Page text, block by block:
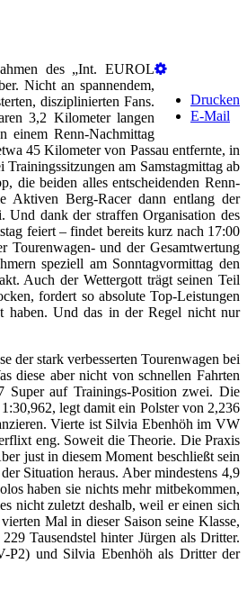
Drucken
E-Mail
des „Int. EUROL
Nicht an spannendem,
disziplinierten Fans.
3,2 Kilometer langen
einem Renn-Nachmittag
45 Kilometer von Passau entfernte, in
am Samstagmittag ab
die beiden alles entscheidenden Renn-
Aktiven Berg-Racer dann entlang der
Und dank der straffen Organisation des
feiert – findet bereits kurz nach 17:00
Tourenwagen- und der Gesamtwertung
speziell am Sonntagvormittag den
Auch der Wettergott trägt seinen Teil
fordert so absolute Top-Leistungen
haben. Und das in der Regel nicht nur
der stark verbesserten Tourenwagen bei
diese aber nicht von schnellen Fahrten
Super auf Trainings-Position zwei. Die
legt damit ein Polster von 2,236
Vierte ist Silvia Ebenhöh im VW
eng. Soweit die Theorie. Die Praxis
just in diesem Moment beschließt sein
Situation heraus. Aber mindestens 4,9
haben sie nichts mehr mitbekommen,
nicht zuletzt deshalb, weil er einen sich
Mal in dieser Saison seine Klasse,
Tausendstel hinter Jürgen als Dritter.
P2) und Silvia Ebenhöh als Dritter der